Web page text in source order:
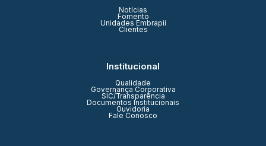
Notícias
Fomento
Unidades Embrapii
Clientes
Institucional
Qualidade
Governança Corporativa
SIC/Transparência
Documentos Institucionais
Ouvidoria
Fale Conosco